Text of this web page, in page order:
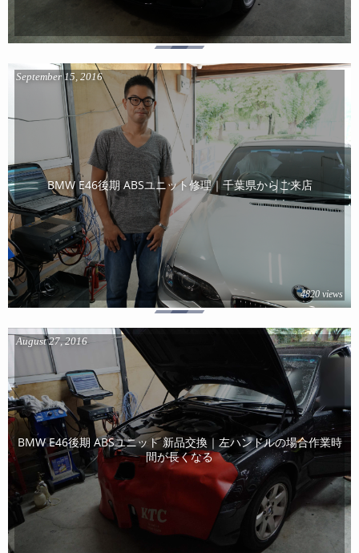
BMW E46後期 ABSユニット修理｜千葉県からご来店
September 15, 2016
4820 views
BMW E46後期 ABSユニット 新品交換｜左ハンドルの場合作業時
間が長くなる
August 27 ,2016